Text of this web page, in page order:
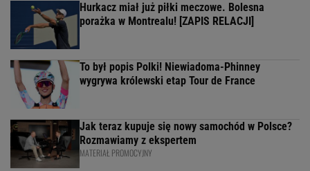
Hurkacz miał już piłki meczowe. Bolesna
porażka w Montrealu! [ZAPIS RELACJI]
To był popis Polki! Niewiadoma-Phinney
wygrywa królewski etap Tour de France
Jak teraz kupuje się nowy samochód w Polsce?
Rozmawiamy z ekspertem
MATERIAŁ PROMOCYJNY